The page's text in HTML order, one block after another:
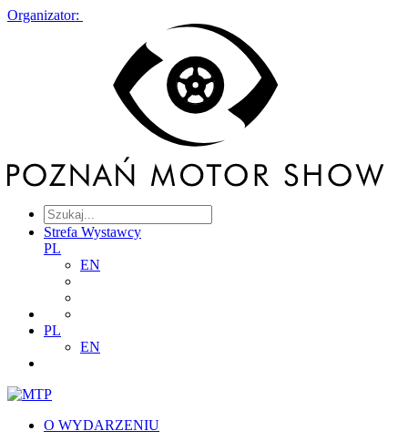
Organizator:
Strefa Wystawcy
PL
EN
PL
EN
O WYDARZENIU